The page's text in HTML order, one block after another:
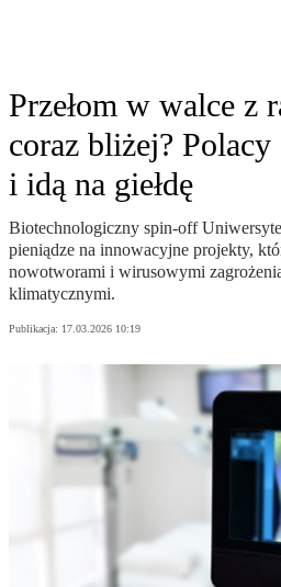
Przełom w walce z
coraz bliżej?
i idą na giełdę
Biotechnologiczny spin-off
pieniądze na innowacyjne projekty,
nowotworami i wirusowymi
klimatycznymi.
Publikacja: 17.03.2026 10:19